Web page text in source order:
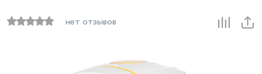
нет отзывов